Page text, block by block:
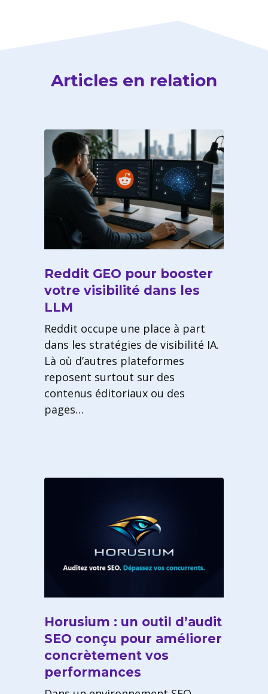
Articles en relation
Reddit GEO pour booster
votre visibilité dans les
LLM
Reddit occupe une place à part
dans les stratégies de visibilité IA.
Là où d’autres plateformes
reposent surtout sur des
contenus éditoriaux ou des
pages…
Horusium : un outil d’audit
SEO conçu pour améliorer
concrètement vos
performances